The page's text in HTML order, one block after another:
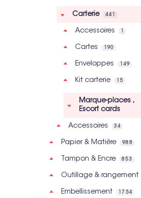
Carterie 441
Accessoires
Cartes 190
Enveloppes 149
Kit carterie 15
Marque-places ,
Escort cards
Accessoires 34
Papier & Matière 988
Tampon & Encre 853
Outillage & rangement
Embellissement 1754